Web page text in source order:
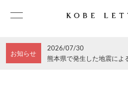
お知らせ
2026/07/30
熊本県で発生した地震によ